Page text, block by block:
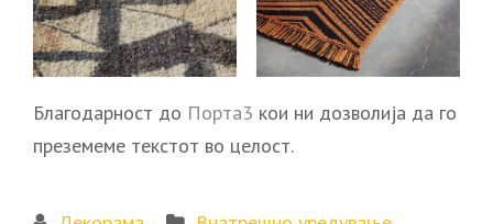
Благодарност до Порта3 кои ни дозволија да го
преземеме текстот во целост.